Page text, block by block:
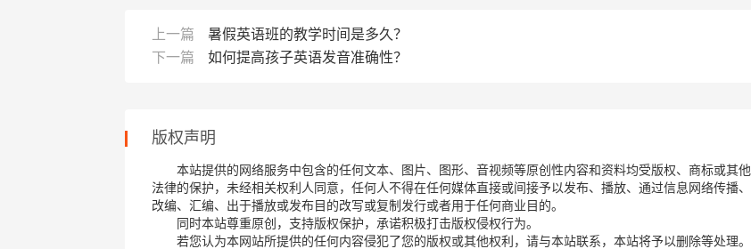
上一篇
暑假英语班的教学时间是多久？
下一篇
如何提高孩子英语发音准确性？
版权声明
本站提供的网络服务中包含的任何文本、图片、图形、音视频等原创性内容和资料均受版权、商标或其他
法律的保护，未经相关权利人同意，任何人不得在任何媒体直接或间接予以发布、播放、通过信息网络传播、
改编、汇编、出于播放或发布目的改写或复制发行或者用于任何商业目的。
同时本站尊重原创，支持版权保护，承诺积极打击版权侵权行为。
若您认为本网站所提供的任何内容侵犯了您的版权或其他权利，请与本站联系，本站将予以删除等处理。